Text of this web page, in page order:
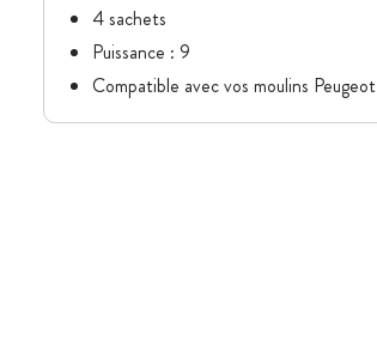
4 sachets
Puissance : 9
Compatible avec vos moulins Peugeot